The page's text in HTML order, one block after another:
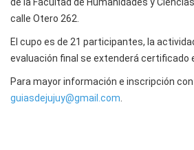
calle Otero 262.
El cupo es de 21 participantes, la
evaluación final se extenderá certificado
Para mayor información e inscripción
guiasdejujuy@gmail.com